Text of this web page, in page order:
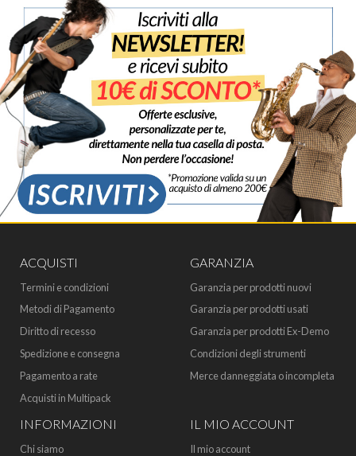
ACQUISTI
Termini e condizioni
Metodi di Pagamento
Diritto di recesso
Spedizione e consegna
Pagamento a rate
Acquisti in Multipack
GARANZIA
Garanzia per prodotti nuovi
Garanzia per prodotti usati
Garanzia per prodotti Ex-Demo
Condizioni degli strumenti
Merce danneggiata o incompleta
INFORMAZIONI
Chi siamo
IL MIO ACCOUNT
Il mio account